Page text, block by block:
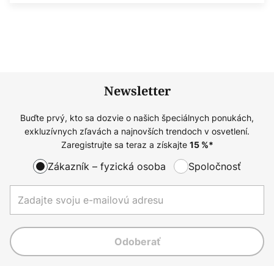
Newsletter
Buďte prvý, kto sa dozvie o našich špeciálnych ponukách,
exkluzívnych zľavách a najnovších trendoch v osvetlení.
Zaregistrujte sa teraz a získajte 15%*
Zákazník – fyzická osoba Spoločnosť
Odoberať